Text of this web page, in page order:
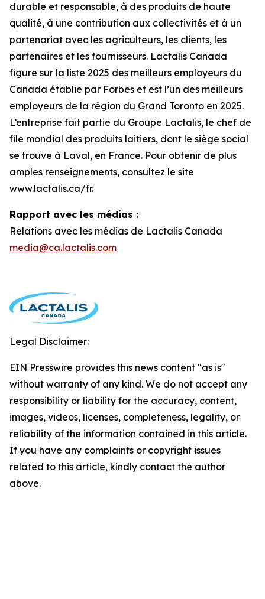
durable et responsable, à des produits de haute
qualité, à une contribution aux collectivités et à un
partenariat avec les agriculteurs, les clients, les
partenaires et les fournisseurs. Lactalis Canada
figure sur la liste 2025 des meilleurs employeurs du
Canada établie par Forbes et est l’un des meilleurs
employeurs de la région du Grand Toronto en 2025.
L’entreprise fait partie du Groupe Lactalis, le chef de
file mondial des produits laitiers, dont le siège social
se trouve à Laval, en France. Pour obtenir de plus
amples renseignements, consultez le site
www.lactalis.ca/fr.
Rapport avec les médias :
Relations avec les médias de Lactalis Canada
media@ca.lactalis.com
Legal Disclaimer:
EIN Presswire provides this news content "as is"
without warranty of any kind. We do not accept any
responsibility or liability for the accuracy, content,
images, videos, licenses, completeness, legality, or
reliability of the information contained in this article.
If you have any complaints or copyright issues
related to this article, kindly contact the author
above.